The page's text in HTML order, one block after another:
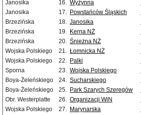
Janosika
16. Wyżynna
Janosika
17. Powstańców Śląskich
Brzezińska
18. Janosika
Brzezińska
19. Kerna NŻ
Brzezińska
20. Śnieżna NŻ
Wojska Polskiego
21. Łomnicka NŻ
Wojska Polskiego
22. Palki
Sporna
23. Wojska Polskiego
Boya-Żeleńskiego
24. Sucharskiego
Boya-Żeleńskiego
25. Park Szarych Szeregów
Obr. Westerplatte
26. Organizacji WiN
Wojska Polskiego
27. Marynarska